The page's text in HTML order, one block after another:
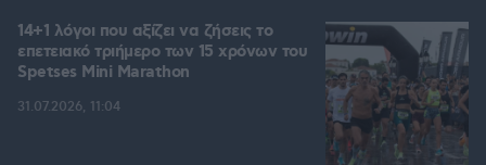
14+1 λόγοι που αξίζει να ζήσεις το
επετειακό τριήμερο των 15 χρόνων του
Spetses Mini Marathon
31.07.2026, 11:04